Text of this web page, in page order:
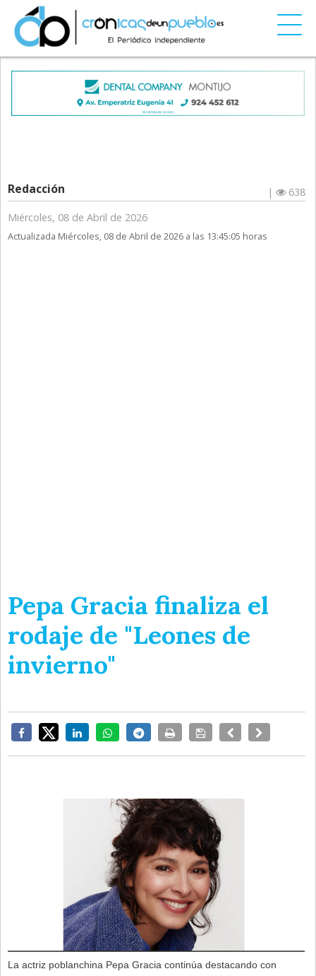
Redacción |
638
Miércoles, 08 de Abril de 2026
Actualizada Miércoles, 08 de Abril de 2026 a las 13:45:05 horas
Pepa Gracia finaliza el
rodaje de "Leones de
invierno"
La actriz poblanchina Pepa Gracia continúa destacando con